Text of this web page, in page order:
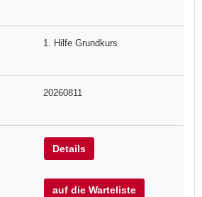
1. Hilfe Grundkurs
20260811
Details
auf die Warteliste